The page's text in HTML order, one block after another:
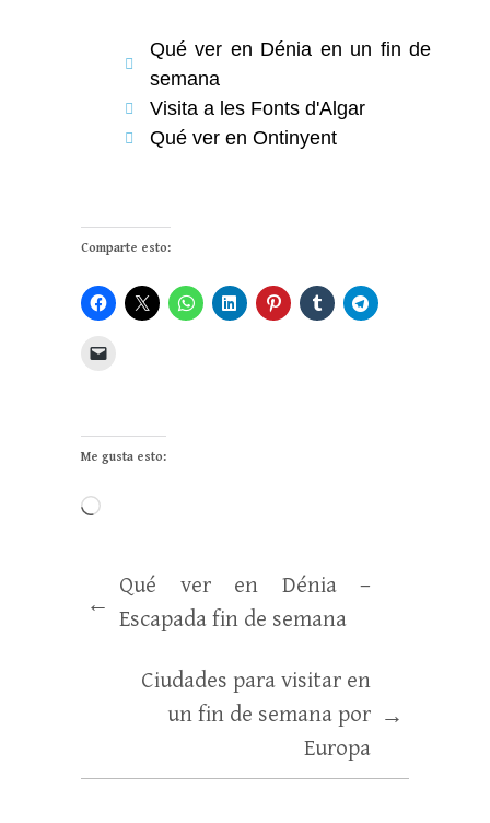
Qué ver en Dénia en un fin de
semana
Visita a les Fonts d'Algar
Qué ver en Ontinyent
Comparte esto:
Me gusta esto:
←
Qué ver en Dénia –
Escapada fin de semana
Ciudades para visitar en
un fin de semana por
Europa
→